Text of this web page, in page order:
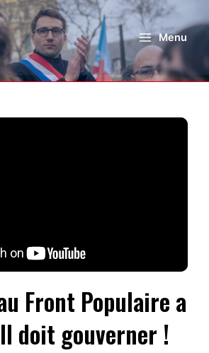
Menu
Front Populaire a
doit gouverner !